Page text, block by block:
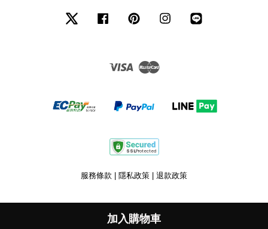
加入購物車
Twitter Facebook Pinterest Instagram
Visa Master
服務條款 隱私政策 退款政策